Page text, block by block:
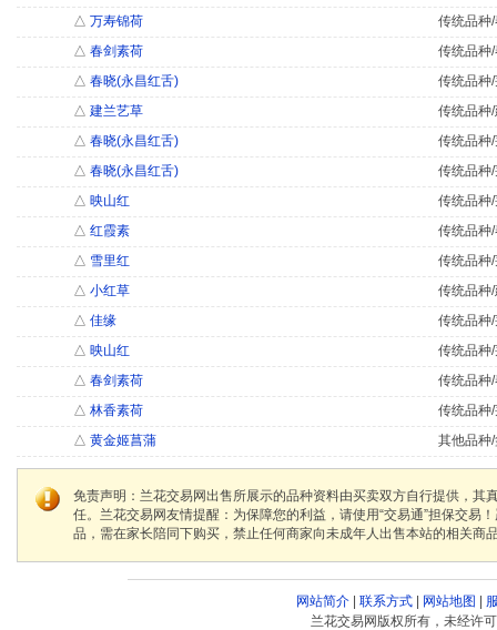
△ 万寿锦荷
传统品种
△ 春剑素荷
传统品种
△ 春晓(永昌红舌)
传统品种
△ 建兰艺草
传统品种
△ 春晓(永昌红舌)
传统品种
△ 春晓(永昌红舌)
传统品种
△ 映山红
传统品种
△ 红霞素
传统品种
△ 雪里红
传统品种
△ 小红草
传统品种
△ 佳缘
传统品种
△ 映山红
传统品种
△ 春剑素荷
传统品种
△ 林香素荷
传统品种
△ 黄金姬菖蒲 其他品种
免责声明：兰花交易网出售所展示的品种资料由买卖双方自行提供，
任。兰花交易网友情提醒：为保障您的利益，请使用“交易通”担保交
品，需在家长陪同下购买，禁止任何商家向未成年人出售本站的相关商
网站简介| 联系方式| 网站地图
兰花交易网版权所有，未经许